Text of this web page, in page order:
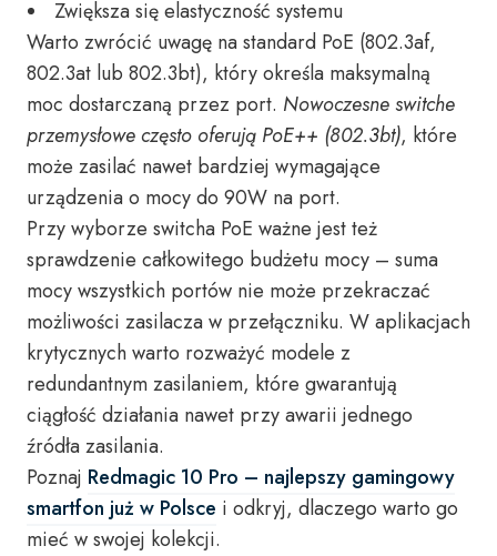
Zwiększa się elastyczność systemu
Warto zwrócić uwagę na standard PoE (802.3af,
802.3at lub 802.3bt), który określa maksymalną
moc dostarczaną przez port. Nowoczesne switche
przemysłowe często oferują PoE++ (802.3bt), które
może zasilać nawet bardziej wymagające
urządzenia o mocy do 90W na port.
Przy wyborze switcha PoE ważne jest też
sprawdzenie całkowitego budżetu mocy – suma
mocy wszystkich portów nie może przekraczać
możliwości zasilacza w przełączniku. W aplikacjach
krytycznych warto rozważyć modele z
redundantnym zasilaniem, które gwarantują
ciągłość działania nawet przy awarii jednego
źródła zasilania.
Poznaj Redmagic 10 Pro – najlepszy gamingowy
smartfon już w Polsce i odkryj, dlaczego warto go
mieć w swojej kolekcji.